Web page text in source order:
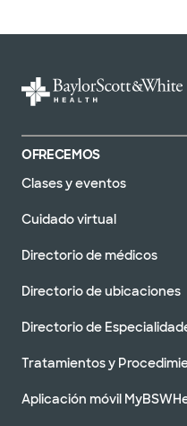
OFRECEMOS
Clases y eventos
Cuidado virtual
Directorio de médicos
Directorio de ubicaciones
Directorio de
Tratamientos y
Aplicación móvil